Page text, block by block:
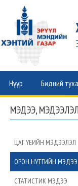
Нүүр Бидний
МЭДЭЭ, МЭДЭЭЛЭЛ
ЦАГ ҮЕИЙН МЭДЭЭЛЭЛ
ОРОН НУТГИЙН МЭДЭЭ
СТАТИСТИК МЭДЭЭ